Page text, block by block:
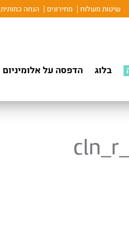
שיטות משלוח מחירונים הנחה כמותית
בלוג הדפסה על אלומיניום